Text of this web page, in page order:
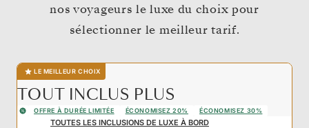
nos voyageurs le luxe du choix pour
sélectionner le meilleur tarif.
LE MEILLEUR CHOIX
TOUT INCLUS PLUS
OFFRE À DURÉE LIMITÉE ÉCONOMISEZ 20% ÉCONOMISEZ 30%
TOUTES LES INCLUSIONS DE LUXE À BORD